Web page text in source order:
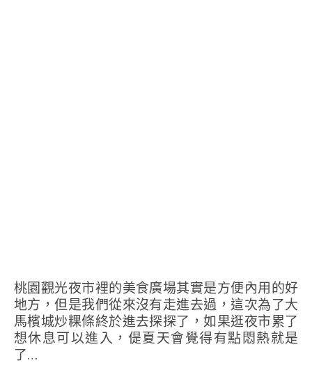
桃園觀光夜市裡的美食廣場其實是方便內用的好
地方，但是我們從來沒有走進去過，這次為了大
馬檳城炒粿條終於進去探探了，如果逛夜市累了
想休息可以進入，偍夏天會覺得有點悶熱就是
了…